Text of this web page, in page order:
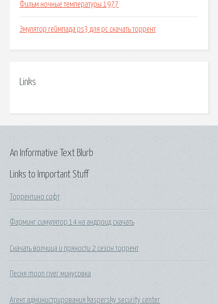
Фильм ночные температуры 1977
Эмулятор геймпада ps3 для pc скачать торрент
Links
Links to Important Stuff
Торрентино софт
Фарминг симулятор 14 на андроид скачать
Скачать волчица и пряности 2 сезон торрент
Песня moon river минусовка
Агент администрирования kaspersky security center
An Informative Text Blurb